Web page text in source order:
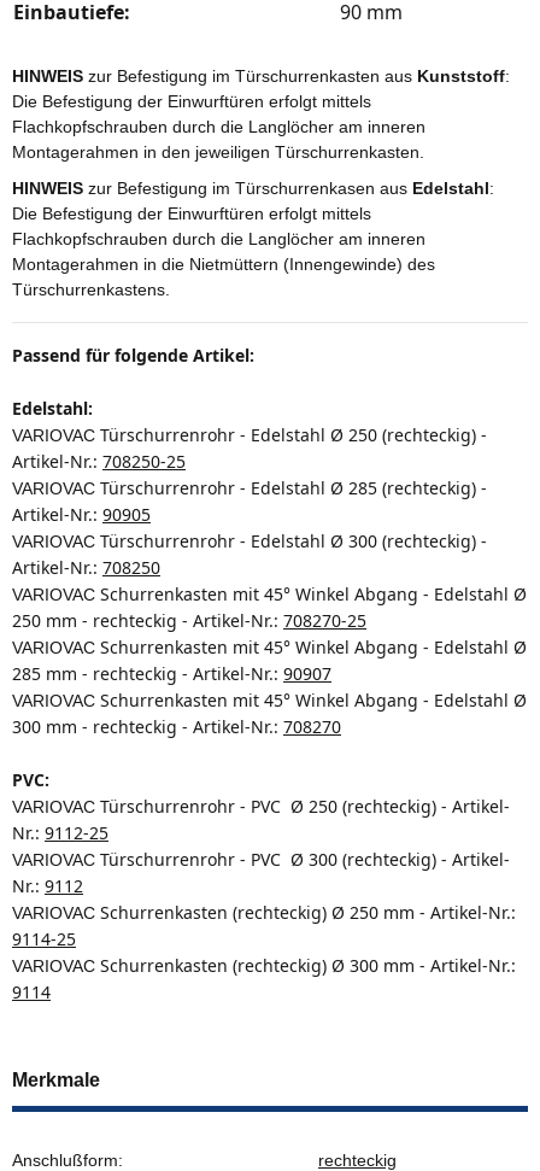
Einbautiefe: 90 mm
HINWEIS zur Befestigung im Türschurrenkasten aus Kunststoff:
Die Befestigung der Einwurftüren erfolgt mittels
Flachkopfschrauben durch die Langlöcher am inneren
Montagerahmen in den jeweiligen Türschurrenkasten.
HINWEIS zur Befestigung im Türschurrenkasen aus Edelstahl:
Die Befestigung der Einwurftüren erfolgt mittels
Flachkopfschrauben durch die Langlöcher am inneren
Montagerahmen in die Nietmüttern (Innengewinde) des
Türschurrenkastens.
Passend für folgende Artikel:
Edelstahl:
VARIOVAC Türschurrenrohr - Edelstahl Ø 250 (rechteckig) -
Artikel-Nr.: 708250-25
VARIOVAC Türschurrenrohr - Edelstahl Ø 285 (rechteckig) -
Artikel-Nr.: 90905
VARIOVAC Türschurrenrohr - Edelstahl Ø 300 (rechteckig) -
Artikel-Nr.: 708250
VARIOVAC Schurrenkasten mit 45° Winkel Abgang - Edelstahl Ø
250 mm - rechteckig - Artikel-Nr.: 708270-25
VARIOVAC Schurrenkasten mit 45° Winkel Abgang - Edelstahl Ø
285 mm - rechteckig - Artikel-Nr.: 90907
VARIOVAC Schurrenkasten mit 45° Winkel Abgang - Edelstahl Ø
300 mm - rechteckig - Artikel-Nr.: 708270
PVC:
VARIOVAC Türschurrenrohr - PVC Ø 250 (rechteckig) - Artikel-
Nr.: 9112-25
VARIOVAC Türschurrenrohr - PVC Ø 300 (rechteckig) - Artikel-
Nr.: 9112
VARIOVAC Schurrenkasten (rechteckig) Ø 250 mm - Artikel-Nr.:
9114-25
VARIOVAC Schurrenkasten (rechteckig) Ø 300 mm - Artikel-Nr.:
9114
Merkmale
Anschlußform:
rechteckig